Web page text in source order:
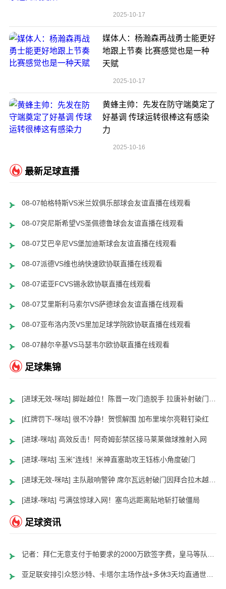
2025-10-17
媒体人：杨瀚森再战勇士能更好
地跟上节奏 比赛感觉也是一种
天赋
2025-10-17
黄蜂主帅：先发在防守端奠定了
好基调 传球运转很棒这有感染
力
2025-10-16
最新足球直播
08-07帕格特斯VS米兰奴俱乐部球会友谊直播在线观看
08-07突尼斯希望VS圣佩德鲁球会友谊直播在线观看
08-07艾巴辛尼VS堡加迪斯球会友谊直播在线观看
08-07派德VS维也纳快速欧协联直播在线观看
08-07诺亚FCVS锡永欧协联直播在线观看
08-07艾里斯利马索尔VS萨德球会友谊直播在线观看
08-07亚布洛内茨VS里加足球学院欧协联直播在线观看
08-07赫尔辛基VS马瑟韦尔欧协联直播在线观看
足球集锦
[红牌罚下-咪咕] 很不冷静！贺惯解围 加布里埃尔亮鞋钉染红
[进球-咪咕] 高效反击！阿奇姆彭禁区接马莱莱做球推射入网
[进球-咪咕] 玉米”连线！米神直塞助攻王钰栋小角度破门
[进球无效-咪咕] 主队敲响警钟 席尔瓦远射破门因拜合拉木越位在先进球无效
[进球-咪咕] 弓满弦惊球入网！塞鸟远距离贴地斩打破僵局
足球资讯
亚足联安排引众怒沙特、卡塔尔主场作战+多休3天均直通世界杯